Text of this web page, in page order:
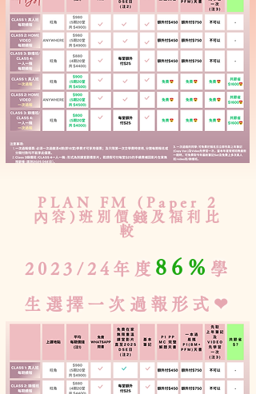
PLAN FM (Paper 2
內容)班別價錢及福利比
較
2023/24年度 86% 學
生選擇一次過報形式❤